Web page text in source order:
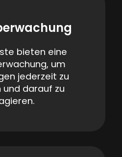
bieten eine
um
jederzeit zu
und darauf zu